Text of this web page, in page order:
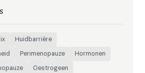
Huidbarrière
Perimenopauze
Hormonen
Oestrogeen